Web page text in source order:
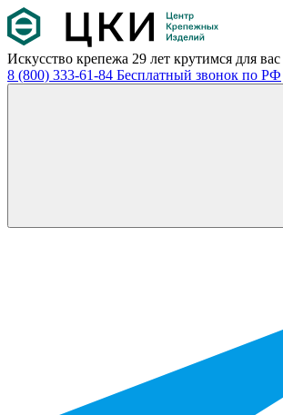
Искусство крепежа 29 лет крутимся для вас
8 (800) 333-61-84 Бесплатный звонок по РФ